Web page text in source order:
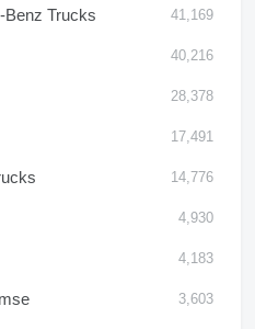
Benz Trucks 41,169
40,216
28,378
17,491
14,776
4,930
4,183
3,603